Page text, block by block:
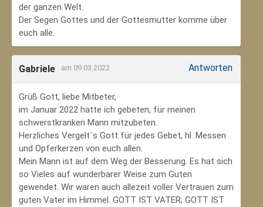
der ganzen Welt.
Der Segen Gottes und der Gottesmutter komme über
euch alle.
Gabriele am 09.03.2022 Antworten
Grüß Gott, liebe Mitbeter,
im Januar 2022 hatte ich gebeten, für meinen
schwerstkranken Mann mitzubeten.
Herzliches Vergelt´s Gott für jedes Gebet, hl. Messen
und Opferkerzen von euch allen.
Mein Mann ist auf dem Weg der Besserung. Es hat sich
so Vieles auf wunderbarer Weise zum Guten
gewendet. Wir waren auch allezeit voller Vertrauen zum
guten Vater im Himmel. GOTT IST VATER; GOTT IST